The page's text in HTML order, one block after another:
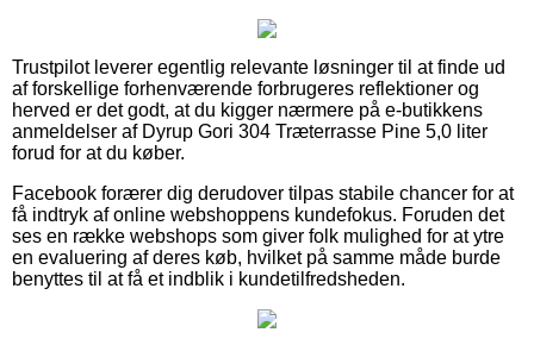
Trustpilot leverer egentlig relevante løsninger til at finde ud
af forskellige forhenværende forbrugeres reflektioner og
herved er det godt, at du kigger nærmere på e-butikkens
anmeldelser af Dyrup Gori 304 Træterrasse Pine 5,0 liter
forud for at du køber.
Facebook forærer dig derudover tilpas stabile chancer for at
få indtryk af online webshoppens kundefokus. Foruden det
ses en række webshops som giver folk mulighed for at ytre
en evaluering af deres køb, hvilket på samme måde burde
benyttes til at få et indblik i kundetilfredsheden.